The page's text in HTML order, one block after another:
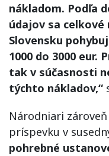
nákladom. Podľa
údajov sa celkové
Slovensku
1000 do 3000 eur.
tak v súčasnosti
týchto nákladov,“
Národniari
príspevku v
pohrebné